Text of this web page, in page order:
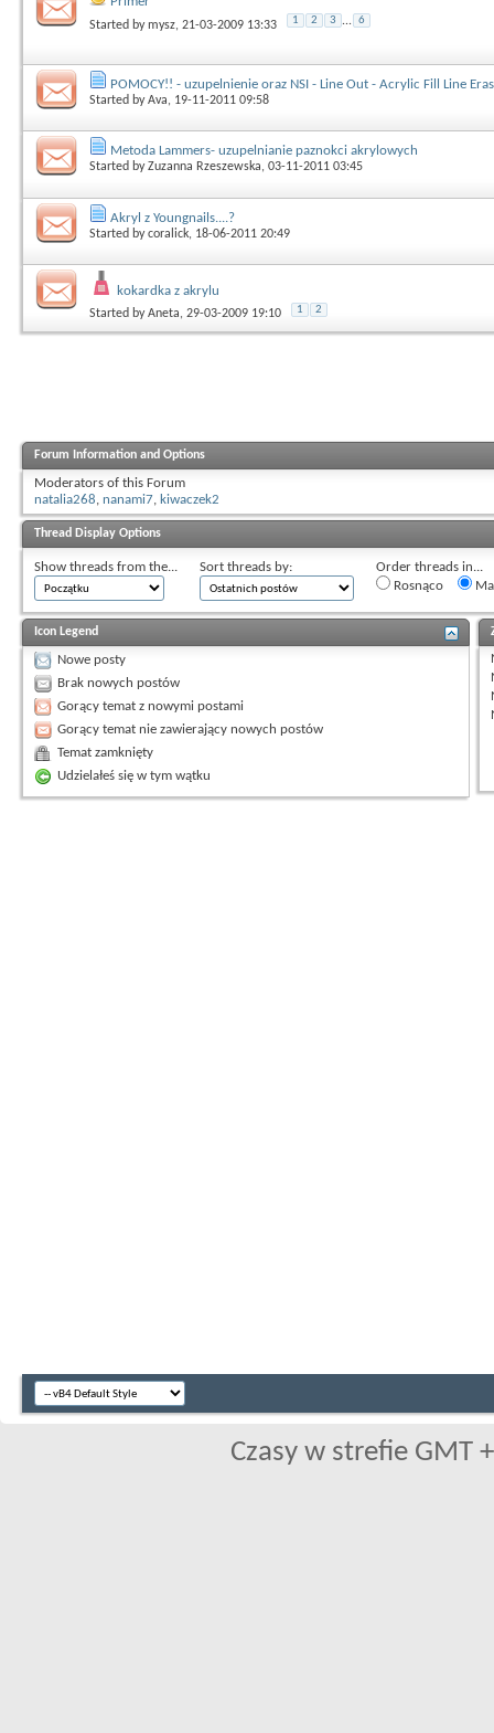
Started bymysz, 21-03-2009 13:33 1 2 3 ... 6
POMOCY!! - uzupelnienie oraz NSI - Line Out - Acrylic Fill Line
Started byAva, 19-11-2011 09:58
Metoda Lammers- uzupelnianie paznokci akrylowych
Started byZuzanna Rzeszewska, 03-11-2011 03:45
Akryl z Youngnails....?
Started bycoralick, 18-06-2011 20:49
kokardka z akrylu
Started byAneta, 29-03-2009 19:10 1 2
Forum Information and Options
Moderators of this Forum
natalia268, nanami7, kiwaczek2
Thread Display Options
Show threads from the... Sort threads by:
Order threads in...
Rosnąco
Icon Legend
Nowe posty
Brak nowych postów
Gorący temat z nowymi postami
Gorący temat nie zawierający nowych postów
Temat zamknięty
Udzielałeś się w tym wątku
Czasy w strefie GMT